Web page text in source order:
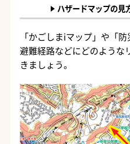
ハザードマップの見
「かごしまiマップ」や「
避難経路などにどのような
きましょう。